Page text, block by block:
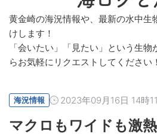
黄金崎の海況情報や、最新の水中生
けします！
「会いたい」「見たい」という生
らお気軽にリクエストしてください！
海況情報 2023年09月16日 14時
マクロもワイドも激